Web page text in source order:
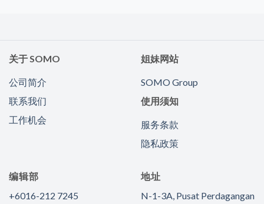
关于 SOMO
公司简介
联系我们
工作机会
姐妹网站
SOMO Group
使用须知
服务条款
隐私政策
编辑部
+6016-212 7245
地址
N-1-3A, Pusat Perdagangan